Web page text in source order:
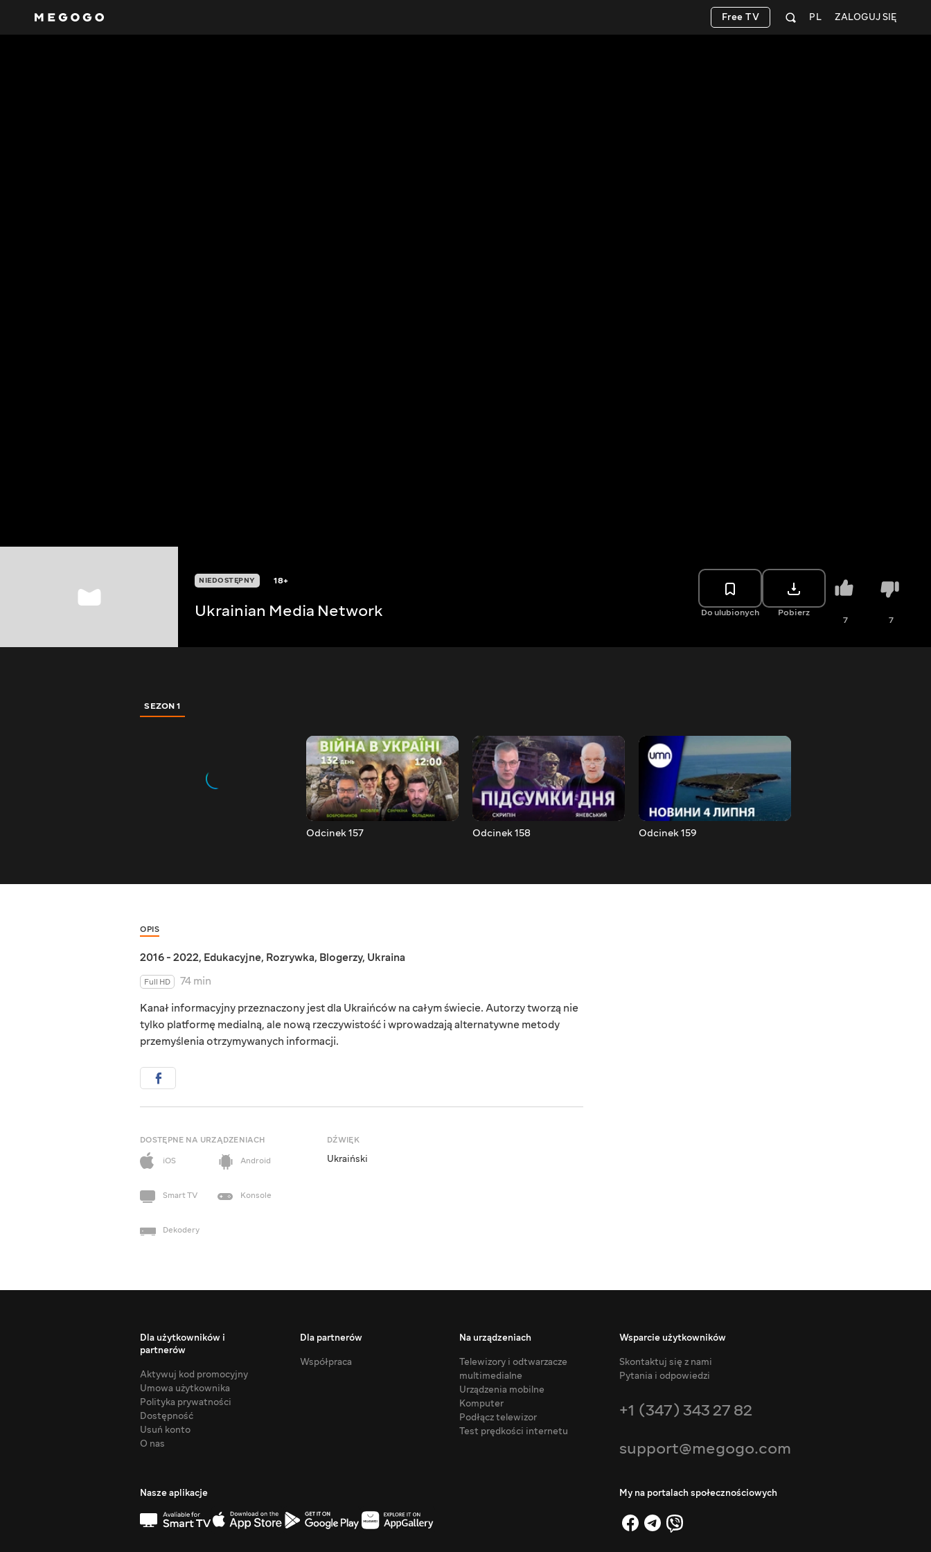
ZALOGUJ SIĘ
PL
Free TV
NIEDOSTĘPNY 18+
Ukrainian Media Network Do ulubionych Pobierz
7 7
SEZON 1
Odcinek 157 Odcinek 158 Odcinek 159
OPIS
2016 - 2022, Edukacyjne, Rozrywka, Blogerzy, Ukraina
Full HD
74 min
Kanał informacyjny przeznaczony jest dla Ukraińców na całym świecie. Autorzy tworzą nie
tylko platformę medialną, ale nową rzeczywistość i wprowadzają alternatywne metody
przemyślenia otrzymywanych informacji.
DOSTĘPNE NA URZĄDZENIACH
iOS
Android
Smart TV Konsole
Dekodery
DŹWIĘK
Ukraiński
Dla użytkowników i
partnerów
Aktywuj kod promocyjny
Umowa użytkownika
Polityka prywatności
Dostępność
Usuń konto
O nas
Dla partnerów
Współpraca
Na urządzeniach
Telewizory i odtwarzacze
multimedialne
Urządzenia mobilne
Komputer
Podłącz telewizor
Test prędkości internetu
Wsparcie użytkowników
Skontaktuj się z nami
Pytania i odpowiedzi
+1 (347) 343 27 82
support@megogo.com
Nasze aplikacje My na portalach społecznościowych